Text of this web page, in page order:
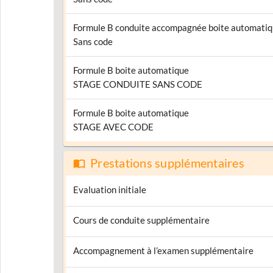
Formule B conduite accompagnée boite
Sans code
Formule B boite automatique
STAGE CONDUITE SANS CODE
Formule B boite automatique
STAGE AVEC CODE
Prestations supplémentaires
Evaluation initiale
Cours de conduite supplémentaire
Accompagnement à l’examen supplémentaire